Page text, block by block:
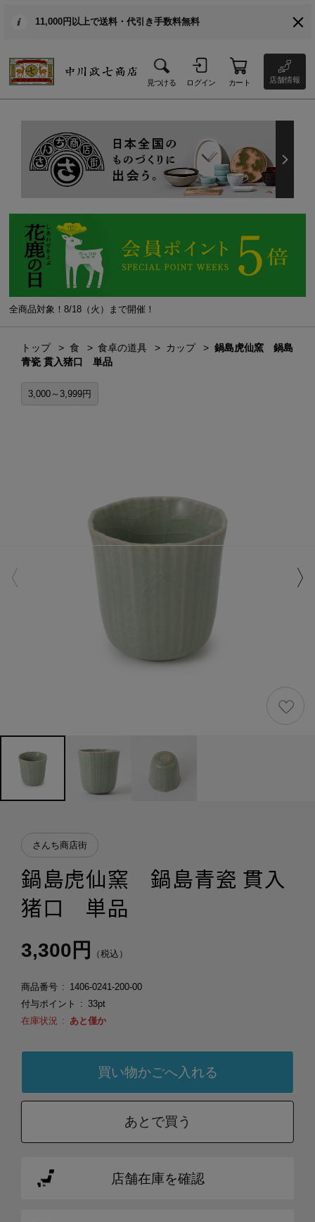
11,000円以上で送料・代引き手数料無料
見つける ログイン カート 店舗情報
全商品対象！8/18（火）まで開催！
トップ 食 食卓の道具 カップ
鍋島虎仙窯 鍋島
青瓷 貫入猪口 単品
3,000～3,999円
さんち商店街
鍋島虎仙窯 鍋島青瓷 貫入
猪口 単品
3,300円 （税込）
商品番号
1406-0241-200-00
付与ポイント
33pt
在庫状況
あと僅か
あとで買う
店舗在庫を確認